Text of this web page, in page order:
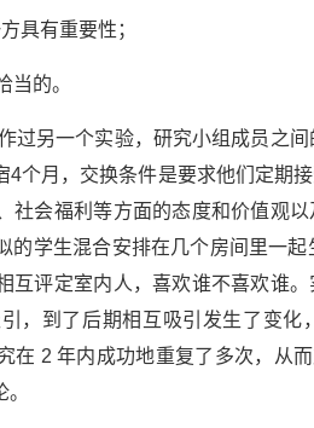
具有重要性；
当的。
过另一个实验，研究小组成员之
4个月，交换条件是要求他们定期
社会福利等方面的态度和价值观
的学生混合安排在几个房间里一起
互评定室内人，喜欢谁不喜欢谁
，到了后期相互吸引发生了变化
在 2 年内成功地重复了多次，从